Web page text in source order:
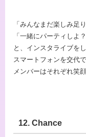
「みんなまだ楽しみ足
「一緒にパーティしよ？
と、インスタライブを
スマートフォンを交代
メンバーはそれぞれ笑
12. Chance